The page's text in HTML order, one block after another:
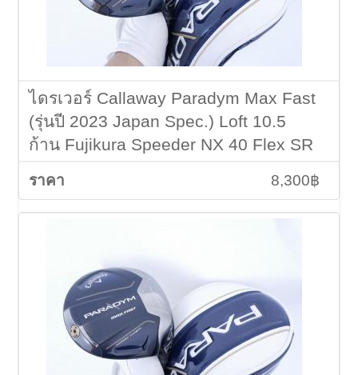
ไดรเวอร์ Callaway Paradym Max Fast
(รุ่นปี 2023 Japan Spec.) Loft 10.5
ก้าน Fujikura Speeder NX 40 Flex SR
8,300฿